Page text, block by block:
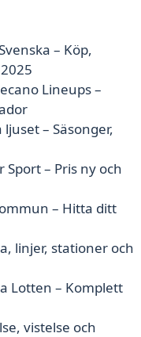
– Köp,
Lineups –
– Säsonger,
Sport – Pris ny och
– Hitta ditt
linjer, stationer och
Lotten – Komplett
vistelse och